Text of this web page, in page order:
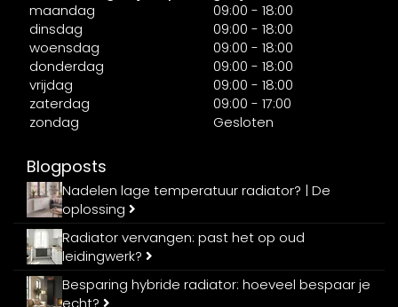
maandag
09:00 - 18:00
dinsdag
09:00 - 18:00
woensdag
09:00 - 18:00
donderdag
09:00 - 18:00
vrijdag
09:00 - 18:00
zaterdag
09:00 - 17:00
zondag
Gesloten
Blogposts
Nadelen lage temperatuur radiator? | De
oplossing
Radiator vervangen: past het op oud
leidingwerk?
Besparing hybride radiator: hoeveel bespaar je
echt?